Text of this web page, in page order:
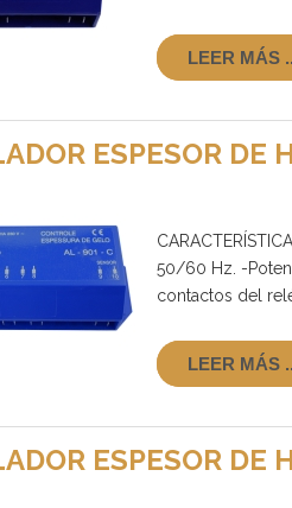
LEER MÁS
ESPESOR DE
50/60 Hz. -
contactos del
LEER MÁS
ESPESOR DE